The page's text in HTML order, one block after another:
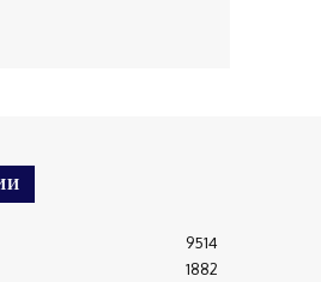
9514
1882